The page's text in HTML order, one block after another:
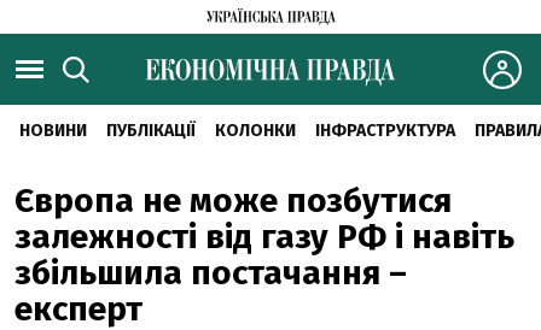
НОВИНИ ПУБЛІКАЦІЇ КОЛОНКИ ІНФРАСТРУКТУРА
Європа не може позбутися
залежності від газу РФ і навіть
збільшила постачання –
експерт